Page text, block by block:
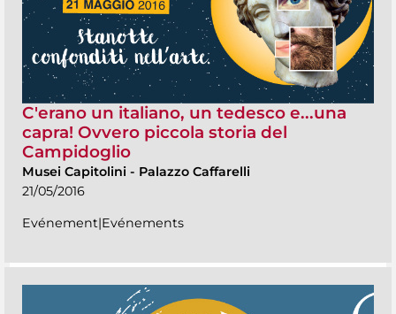
C'erano un italiano, un tedesco e...una
capra! Ovvero piccola storia del
Campidoglio
Musei Capitolini - Palazzo Caffarelli
21/05/2016
Evénement|Evénements